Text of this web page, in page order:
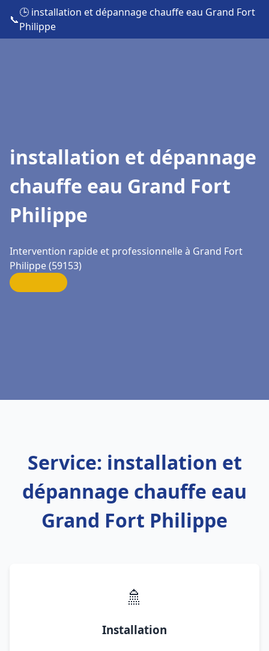
📞
🕒 installation et dépannage chauffe eau Grand Fort
Philippe
installation et dépannage
chauffe eau Grand Fort
Philippe
Intervention rapide et professionnelle à Grand Fort
Philippe (59153)
Service: installation et
dépannage chauffe eau
Grand Fort Philippe
🚿
Installation